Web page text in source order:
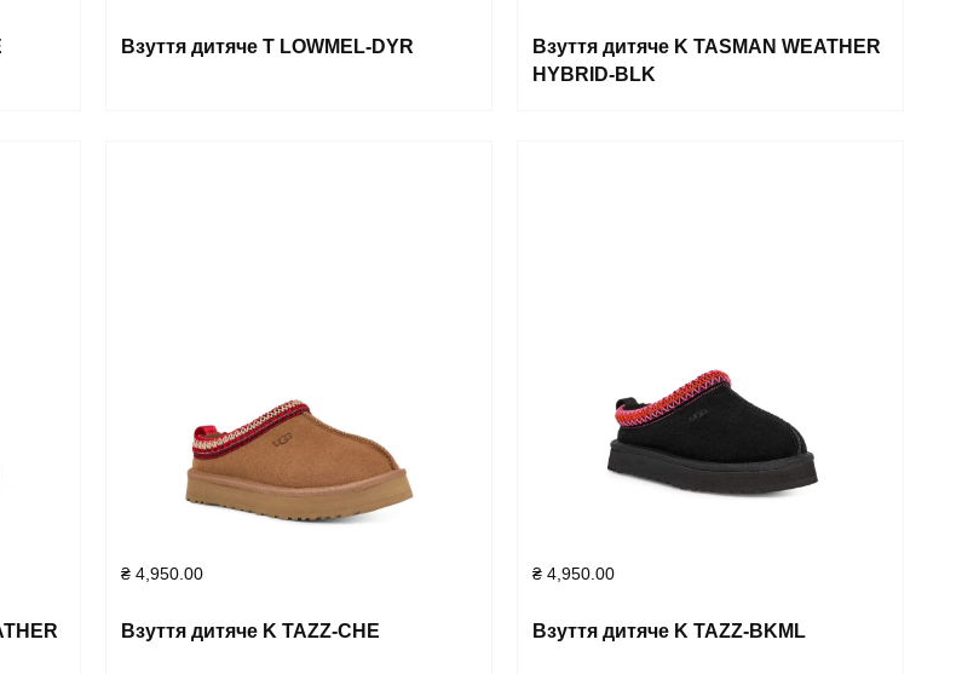
Взуття дитяче T LOWMEL-DYR
Взуття дитяче K TASMAN WEATHER
HYBRID-BLK
₴ 4,950.00
Взуття дитяче K TAZZ-CHE
₴ 4,950.00
Взуття дитяче K TAZZ-BKML